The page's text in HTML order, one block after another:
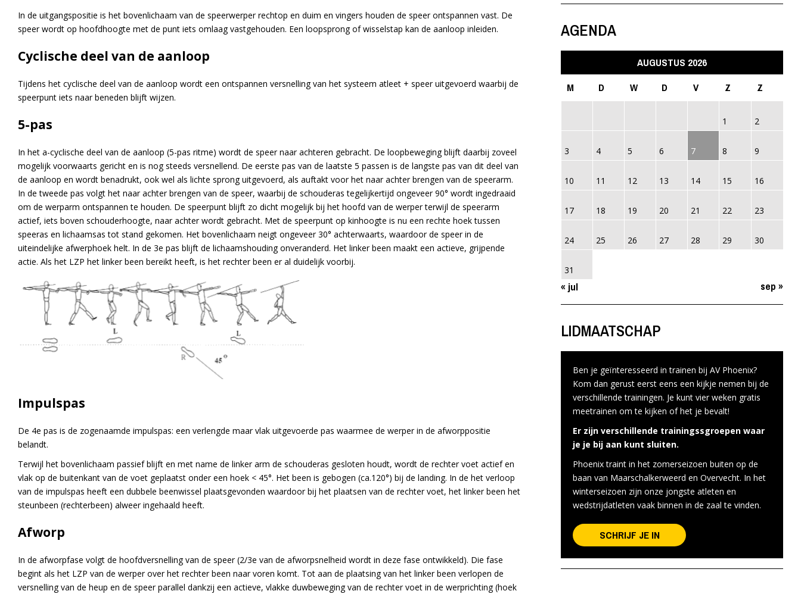
In de uitgangspositie is het bovenlichaam van de speerwerper rechtop en duim en vingers houden de speer ontspannen vast. De
speer wordt op hoofdhoogte met de punt iets omlaag vastgehouden. Een loopsprong of wisselstap kan de aanloop inleiden.
Cyclische deel van de aanloop
Tijdens het cyclische deel van de aanloop wordt een ontspannen versnelling van het systeem atleet + speer uitgevoerd waarbij de
speerpunt iets naar beneden blijft wijzen.
5-pas
In het a-cyclische deel van de aanloop (5-pas ritme) wordt de speer naar achteren gebracht. De loopbeweging blijft daarbij zoveel
mogelijk voorwaarts gericht en is nog steeds versnellend. De eerste pas van de laatste 5 passen is de langste pas van dit deel van
de aanloop en wordt benadrukt, ook wel als lichte sprong uitgevoerd, als auftakt voor het naar achter brengen van de speerarm.
In de tweede pas volgt het naar achter brengen van de speer, waarbij de schouderas tegelijkertijd ongeveer 90° wordt ingedraaid
om de werparm ontspannen te houden. De speerpunt blijft zo dicht mogelijk bij het hoofd van de werper terwijl de speerarm
actief, iets boven schouderhoogte, naar achter wordt gebracht. Met de speerpunt op kinhoogte is nu een rechte hoek tussen
speeras en lichaamsas tot stand gekomen. Het bovenlichaam neigt ongeveer 30° achterwaarts, waardoor de speer in de
uiteindelijke afwerphoek helt. In de 3e pas blijft de lichaamshouding onveranderd. Het linker been maakt een actieve, grijpende
actie. Als het LZP het linker been bereikt heeft, is het rechter been er al duidelijk voorbij.
Impulspas
De 4e pas is de zogenaamde impulspas: een verlengde maar vlak uitgevoerde pas waarmee de werper in de afworppositie
belandt.
Terwijl het bovenlichaam passief blijft en met name de linker arm de schouderas gesloten houdt, wordt de rechter voet actief en
vlak op de buitenkant van de voet geplaatst onder een hoek < 45°. Het been is gebogen (ca.120°) bij de landing. In de het verloop
van de impulspas heeft een dubbele beenwissel plaatsgevonden waardoor bij het plaatsen van de rechter voet, het linker been het
steunbeen (rechterbeen) alweer ingehaald heeft.
Afworp
In de afworpfase volgt de hoofdversnelling van de speer (2/3e van de afworpsnelheid wordt in deze fase ontwikkeld). Die fase
begint als het LZP van de werper over het rechter been naar voren komt. Tot aan de plaatsing van het linker been verlopen de
versnelling van de heup en de speer parallel dankzij een actieve, vlakke duwbeweging van de rechter voet in de werprichting (hoek
AGENDA
AUGUSTUS 2026
M
D W D V Z Z
1 2
3 4 5 6 7 8 9
10 11 12 13 14 15 16
17 18 19 20 21 22 23
24 25 26 27 28 29 30
31
« jul sep »
LIDMAATSCHAP
Ben je geïnteresseerd in trainen bij AV Phoenix?
Kom dan gerust eerst eens een kijkje nemen bij de
verschillende trainingen. Je kunt vier weken gratis
meetrainen om te kijken of het je bevalt!
Er zijn verschillende trainingssgroepen waar
je je bij aan kunt sluiten.
Phoenix traint in het zomerseizoen buiten op de
baan van Maarschalkerweerd en Overvecht. In het
winterseizoen zijn onze jongste atleten en
wedstrijdatleten vaak binnen in de zaal te vinden.
SCHRIJF JE IN